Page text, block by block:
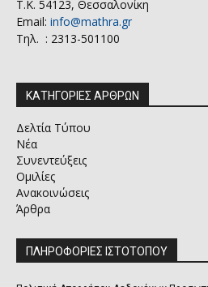
Τ.Κ. 54123, Θεσσαλονίκη
Email: info@mathra.gr
Τηλ. : 2313-501100
ΚΑΤΗΓΟΡΙΕΣ ΑΡΘΡΩΝ
Δελτία Τύπου
Νέα
Συνεντεύξεις
Ομιλίες
Ανακοινώσεις
Άρθρα
ΠΛΗΡΟΦΟΡΙΕΣ ΙΣΤΟΤΟΠΟΥ